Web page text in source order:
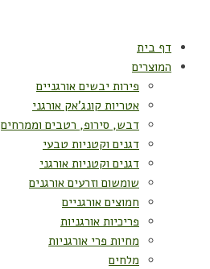
דף בית
המוצרים
פירות יבשים אורגניים
אטריות קונג'אק אורגני
דבש, סירופ, רטבים וממרחים
דגנים וקטניות טבעי
דגנים וקטניות אורגני
שומשום וזרעים אורגנים
חמוצים אורגניים
פריכיות אורגניות
מחיות פרי אורגניות
מלחים